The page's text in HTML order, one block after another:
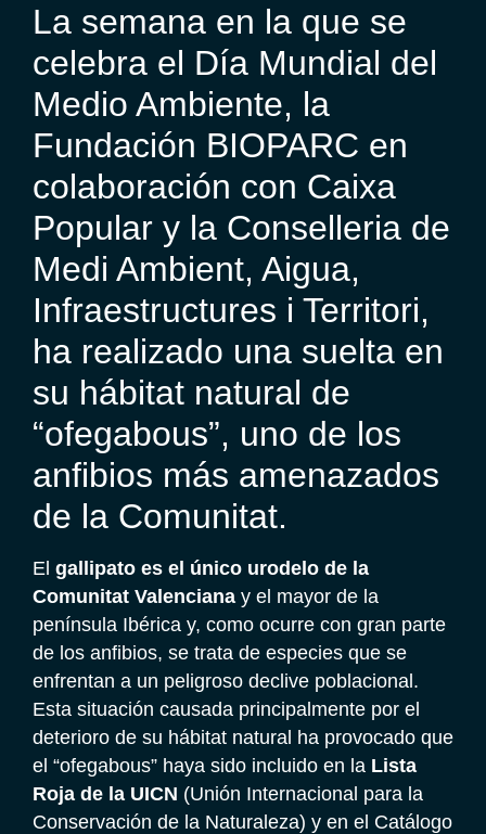
La semana en la que se
celebra el Día Mundial del
Medio Ambiente, la
Fundación BIOPARC en
colaboración con Caixa
Popular y la Conselleria de
Medi Ambient, Aigua,
Infraestructures i Territori,
ha realizado una suelta en
su hábitat natural de
“ofegabous”, uno de los
anfibios más amenazados
de la Comunitat.
El gallipato es el único urodelo de la
Comunitat Valenciana y el mayor de la
península Ibérica y, como ocurre con gran parte
de los anfibios, se trata de especies que se
enfrentan a un peligroso declive poblacional.
Esta situación causada principalmente por el
deterioro de su hábitat natural ha provocado que
el “ofegabous” haya sido incluido en la Lista
Roja de la UICN (Unión Internacional para la
Conservación de la Naturaleza) y en el Catálogo